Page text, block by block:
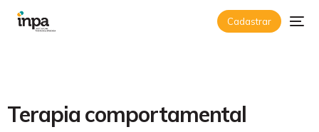
Cadastrar
Terapia comportamental